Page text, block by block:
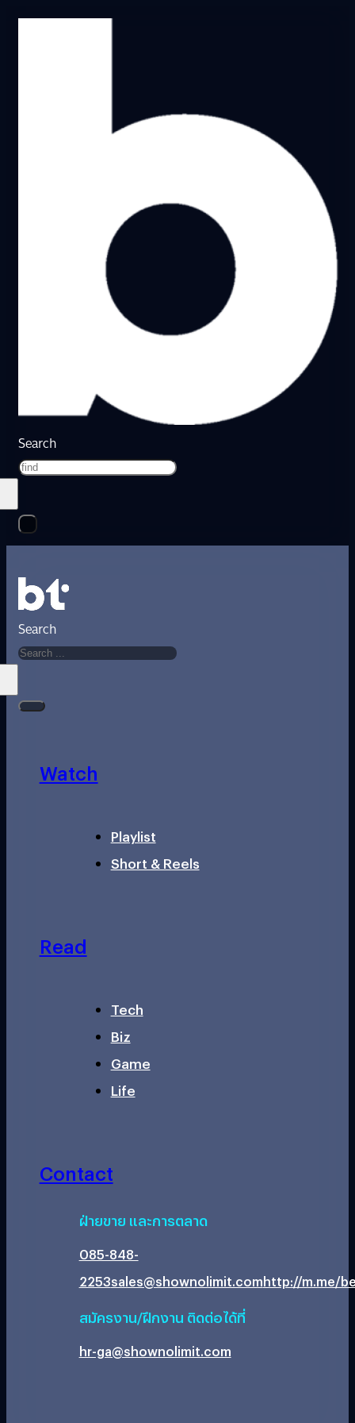
Search
Search
Watch
Playlist
Short & Reels
Read
Tech
Biz
Game
Life
Contact
ฝ่ายขาย และการตลาด
085-848-
2253sales@shownolimit.comhttp://m.me/
สมัครงาน/ฝึกงาน ติดต่อได้ที่
hr-ga@shownolimit.com